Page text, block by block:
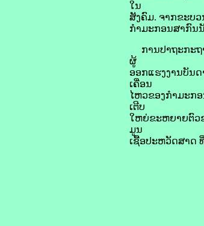
ໃນ
ສັງຄົມ. ຈາກຂະບວ
ກຳມະກອນສາກົນ
ການປາຖະກະຖ
ຜູ້
ອອກແຮງງານບັນ
ເຄື່ອນ
ໄຫວຂອງກຳມະກ
ເຕີບ
ໃຫຍ່ຂະຫຍາຍຕົວ
ມູນ
ເຊື້ອປະຫວັດສາດ